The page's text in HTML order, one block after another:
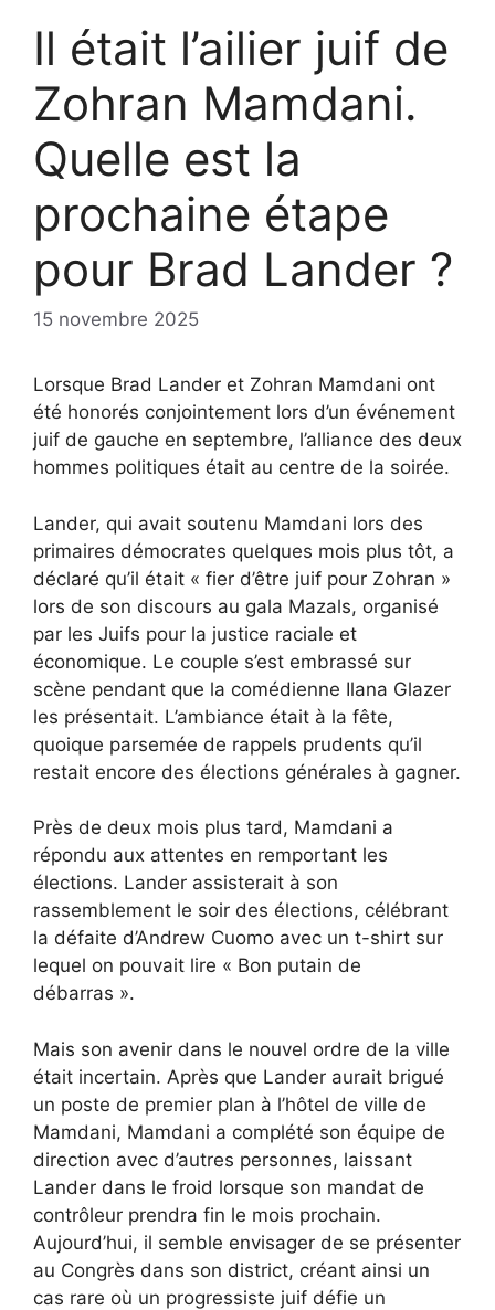
Il était l’ailier juif de
Zohran Mamdani.
Quelle est la
prochaine étape
pour Brad Lander ?
15 novembre 2025
Lorsque Brad Lander et Zohran Mamdani ont
été honorés conjointement lors d’un événement
juif de gauche en septembre, l’alliance des deux
hommes politiques était au centre de la soirée.
Lander, qui avait soutenu Mamdani lors des
primaires démocrates quelques mois plus tôt, a
déclaré qu’il était « fier d’être juif pour Zohran »
lors de son discours au gala Mazals, organisé
par les Juifs pour la justice raciale et
économique. Le couple s’est embrassé sur
scène pendant que la comédienne Ilana Glazer
les présentait. L’ambiance était à la fête,
quoique parsemée de rappels prudents qu’il
restait encore des élections générales à gagner.
Près de deux mois plus tard, Mamdani a
répondu aux attentes en remportant les
élections. Lander assisterait à son
rassemblement le soir des élections, célébrant
la défaite d’Andrew Cuomo avec un t-shirt sur
lequel on pouvait lire « Bon putain de
débarras ».
Mais son avenir dans le nouvel ordre de la ville
était incertain. Après que Lander aurait brigué
un poste de premier plan à l’hôtel de ville de
Mamdani, Mamdani a complété son équipe de
direction avec d’autres personnes, laissant
Lander dans le froid lorsque son mandat de
contrôleur prendra fin le mois prochain.
Aujourd’hui, il semble envisager de se présenter
au Congrès dans son district, créant ainsi un
cas rare où un progressiste juif défie un